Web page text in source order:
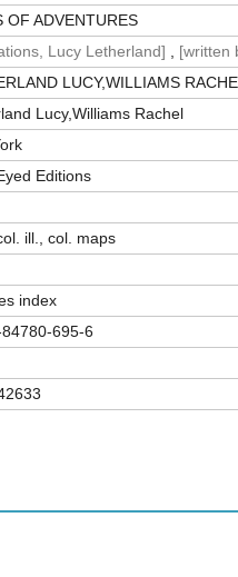
OF ADVENTURES
Lucy Letherland]
[written
LUCY,WILLIAMS
Lucy,Williams Rachel
Editions
ill., col. maps
index
695-6